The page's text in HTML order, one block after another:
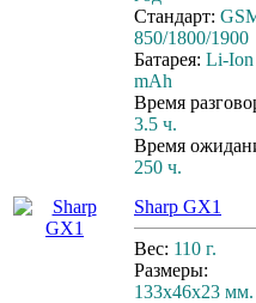
Стандарт:
850/1800/1900
Батарея: Li-Ion
mAh
Время
3.5 ч.
Время
250 ч.
Sharp GX1
Вес: 110 г.
Размеры:
133x46x23 мм.